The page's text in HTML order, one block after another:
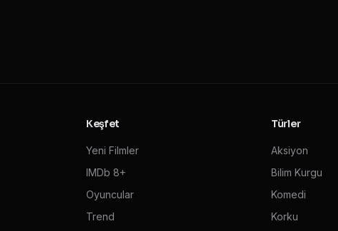
Keşfet
Yeni Filmler
IMDb 8+
Oyuncular
Trend
Türler
Aksiyon
Bilim Kurgu
Komedi
Korku